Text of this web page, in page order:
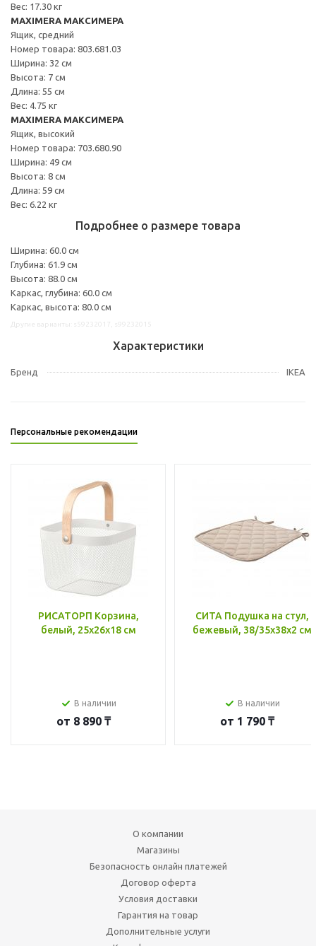
Вес: 17.30 кг
MAXIMERA МАКСИМЕРА
Ящик, средний
Номер товара: 803.681.03
Ширина: 32 см
Высота: 7 см
Длина: 55 см
Вес: 4.75 кг
MAXIMERA МАКСИМЕРА
Ящик, высокий
Номер товара: 703.680.90
Ширина: 49 см
Высота: 8 см
Длина: 59 см
Вес: 6.22 кг
Подробнее о размере товара
Ширина: 60.0 см
Глубина: 61.9 см
Высота: 88.0 см
Каркас, глубина: 60.0 см
Каркас, высота: 80.0 см
Характеристики
Бренд IKEA
Персональные рекомендации
РИСАТОРП Корзина,
белый, 25x26x18 см
В наличии
от 8 890 ₸
СИТА Подушка на стул,
бежевый, 38/35x38x2 см
В наличии
от 1 790 ₸
О компании
Магазины
Безопасность онлайн платежей
Договор оферта
Условия доставки
Гарантия на товар
Дополнительные услуги